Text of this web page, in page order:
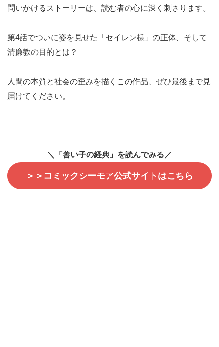
問いかけるストーリーは、読む者の心に深く刺さります。
第4話でついに姿を見せた「セイレン様」の正体、そして
清廉教の目的とは？
人間の本質と社会の歪みを描くこの作品、ぜひ最後まで見
届けてください。
＼「善い子の経典」を読んでみる／
＞＞コミックシーモア公式サイトはこちら